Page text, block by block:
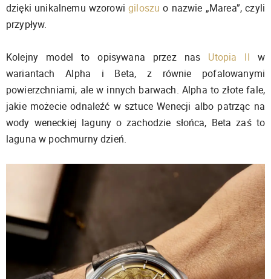
dzięki unikalnemu wzorowigiloszu o nazwie „Marea”, czyli
przypływ.
Kolejny model to opisywana przez nas Utopia II w
wariantach Alpha i Beta, z równie pofalowanymi
powierzchniami, ale w innych barwach. Alpha to złote fale,
jakie możecie odnaleźć w sztuce Wenecji albo patrząc na
wody weneckiej laguny o zachodzie słońca, Beta zaś to
laguna w pochmurny dzień.